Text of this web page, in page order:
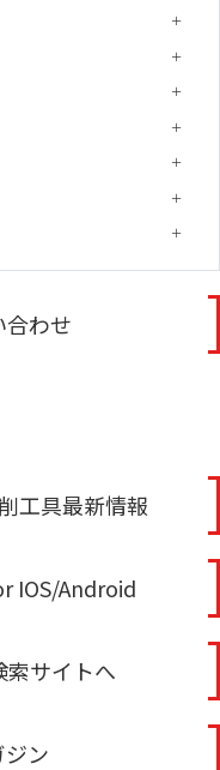
わせ
工具最新情報
IOS/Android
索サイトへ
ン